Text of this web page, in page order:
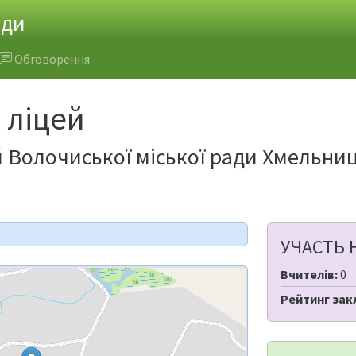
Обговорення
міської ради
УЧАСТЬ
Вчителів:0
Рейтинг